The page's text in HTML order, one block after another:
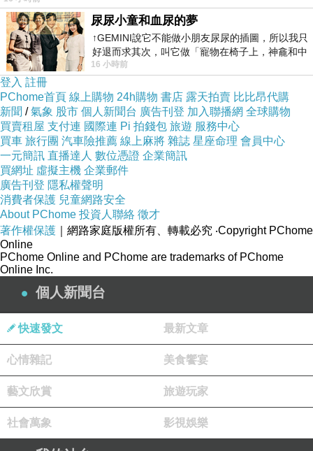
晚各一次的默寫計時.
就這樣早晚都要做這些動作.因為上課前.老師都
會抽考生字.
我真心怕我記不太起來.但我還是有我的方法.
說是50音.平假名.片假名不止了.哈.
然而昨天己教到な行了..老師竟說.五段十行.必須
要背熟.
因為以後的文詞語音會用得到.所以很重要...
但平常背的是行.現在要念段.我大崩潰.全部都不
一樣.
剛開始真的很困難.但後面背就很順了.
所以今天念晝.就念了８個小時.哈!!!
我姐看我這樣念晝.都一直跟我講.不要把自己逼
太緊.
我說我只要停下來.就是不斷的用背的, 並去了解
跟認字要快.
然後.為了打日文重要.所以去買了.日文的轉印貼
紙.
一個一個貼.貼完心情超好.也好溧亮哦...
重回當學生的感覺.真的很好.
尿尿小童和血尿的夢
↑GEMINI說它不能做小朋友尿尿的插圖，所以我只
好退而求其次，叫它做「寵物在椅子上，神龕和中
年人臉孔」的畫了。 六月底
16 小時前
登入 註冊
PChome首頁 線上購物 24h購物 書店 露天拍賣 比比昂代購
新聞 /氣象 股市 個人新聞台 廣告刊登 加入聯播網 全球購物
買賣租屋 支付連 國際連 Pi 拍錢包 旅遊 服務中心
買車 旅行團 汽車險推薦 線上麻將 雜誌 星座命理 會員中心
一元簡訊 直播達人 數位憑證 企業簡訊
買網址 虛擬主機 企業郵件
廣告刊登 隱私權聲明
消費者保護 兒童網路安全
About PChome 投資人聯絡 徵才
著作權保護 ｜網路家庭版權所有、轉載必究 ‧Copyright PChome
Online
PChome Online and PChome are trademarks of PChome
Online Inc.
個人新聞台
快速發文 最新文章
心情雜記 美食饗宴
藝文欣賞 旅遊玩家
社會萬象 影視娛樂